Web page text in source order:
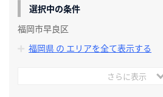
選択中の条件
福岡市早良区
福岡県 の エリアを全て表示する
さらに表示